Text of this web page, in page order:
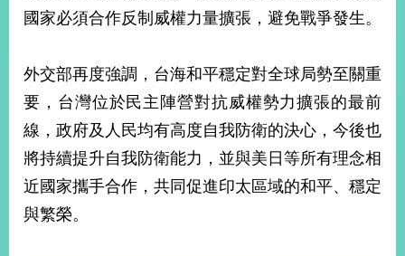
頁
站
覽
關
本
部
新
聞
中
心
外
國家必須合作反制威權力量擴張，避免戰爭發生。
外交部再度強調，台海和平穩定對全球局勢至關重
要，台灣位於民主陣營對抗威權勢力擴張的最前
線，政府及人民均有高度自我防衛的決心，今後也
將持續提升自我防衛能力，並與美日等所有理念相
近國家攜手合作，共同促進印太區域的和平、穩定
與繁榮。